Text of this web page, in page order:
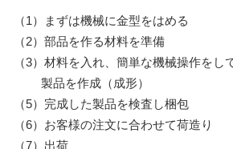
（1）まずは機械に金型をはめる
（2）部品を作る材料を準備
（3）材料を入れ、簡単な機械操作をし
製品を作成（成形）
（5）完成した製品を検査し梱包
（6）お客様の注文に合わせて荷造り
（7）出荷